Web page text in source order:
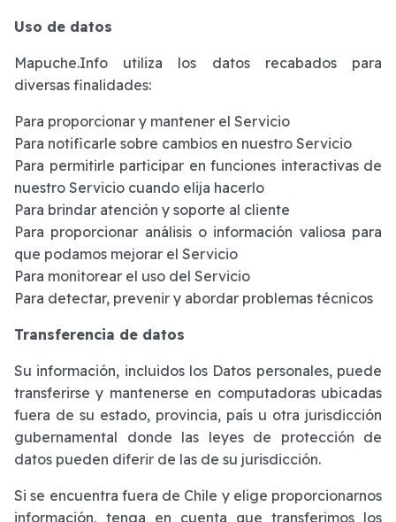
Uso de datos
Mapuche.Info utiliza los datos recabados para
diversas finalidades:
Para proporcionar y mantener el Servicio
Para notificarle sobre cambios en nuestro Servicio
Para permitirle participar en funciones interactivas de
nuestro Servicio cuando elija hacerlo
Para brindar atención y soporte al cliente
Para proporcionar análisis o información valiosa para
que podamos mejorar el Servicio
Para monitorear el uso del Servicio
Para detectar, prevenir y abordar problemas técnicos
Transferencia de datos
Su información, incluidos los Datos personales, puede
transferirse y mantenerse en computadoras ubicadas
fuera de su estado, provincia, país u otra jurisdicción
gubernamental donde las leyes de protección de
datos pueden diferir de las de su jurisdicción.
Si se encuentra fuera de Chile y elige proporcionarnos
información, tenga en cuenta que transferimos los